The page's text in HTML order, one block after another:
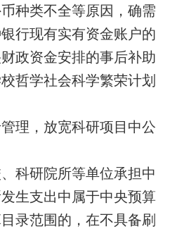
种类不全等原因，确需
行现有实有资金账户的
政资金安排的事后补助
哲学社会科学繁荣计划
，放宽科研项目中公
研院所等单位承担中
生支出中属于中央预算
录范围的，在不具备刷